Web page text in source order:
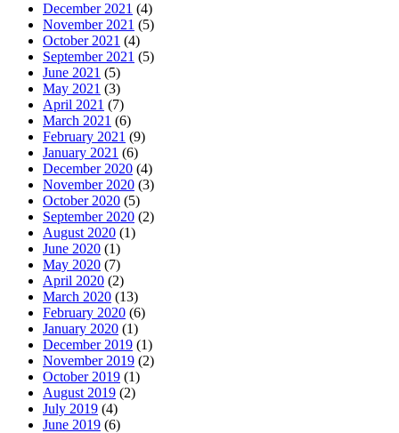
December 2021 (4)
November 2021 (5)
October 2021 (4)
September 2021 (5)
June 2021 (5)
May 2021 (3)
April 2021 (7)
March 2021 (6)
February 2021 (9)
January 2021 (6)
December 2020 (4)
November 2020 (3)
October 2020 (5)
September 2020 (2)
August 2020 (1)
June 2020 (1)
May 2020 (7)
April 2020 (2)
March 2020 (13)
February 2020 (6)
January 2020 (1)
December 2019 (1)
November 2019 (2)
October 2019 (1)
August 2019 (2)
July 2019 (4)
June 2019 (6)